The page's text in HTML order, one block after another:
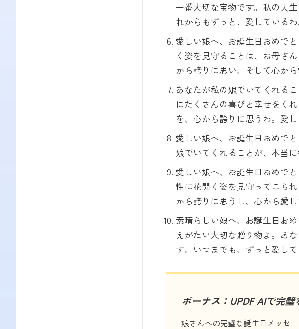
一番大切な宝物です。私の人
れからもずっと、愛しているわ
愛しい娘へ、お誕生日おめで
く姿を見守ることは、お母さ
から誇りに思い、そして心から
あなたが私の娘でいてくれる
にたくさんの喜びと幸せをく
を、心から誇りに思うわ。愛
愛しい娘へ、お誕生日おめで
娘でいてくれることが、本当
愛しい娘へ、お誕生日おめで
性に花開く姿を見守ってこら
から誇りに思うし、心から愛し
素晴らしい娘へ、お誕生日お
えがたい大切な贈り物よ。あ
す。いつまでも、ずっと愛して
ボーナス：UPDF AIで完
娘さんへの完璧な誕生日メッセ